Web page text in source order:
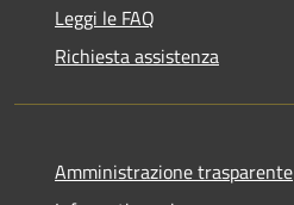
Leggi le FAQ
Richiesta assistenza
Amministrazione trasparente